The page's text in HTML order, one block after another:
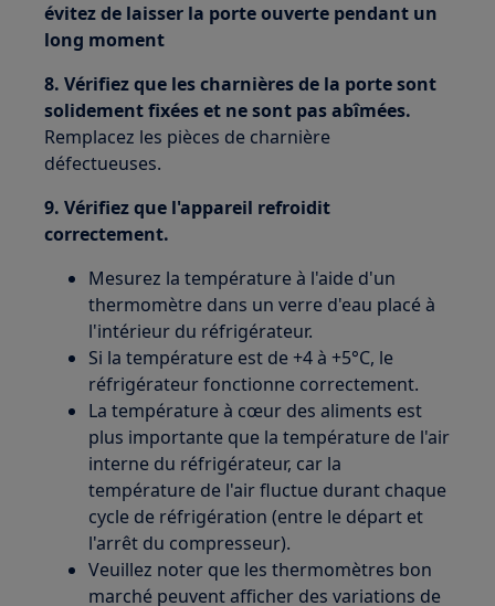
évitez de laisser la porte ouverte pendant un
long moment
8. Vérifiez que les charnières de la porte sont
solidement fixées et ne sont pas abîmées.
Remplacez les pièces de charnière
défectueuses.
9. Vérifiez que l'appareil refroidit
correctement.
Mesurez la température à l'aide d'un
thermomètre dans un verre d'eau placé à
l'intérieur du réfrigérateur.
Si la température est de +4 à +5°C, le
réfrigérateur fonctionne correctement.
La température à cœur des aliments est
plus importante que la température de l'air
interne du réfrigérateur, car la
température de l'air fluctue durant chaque
cycle de réfrigération (entre le départ et
l'arrêt du compresseur).
Veuillez noter que les thermomètres bon
marché peuvent afficher des variations de